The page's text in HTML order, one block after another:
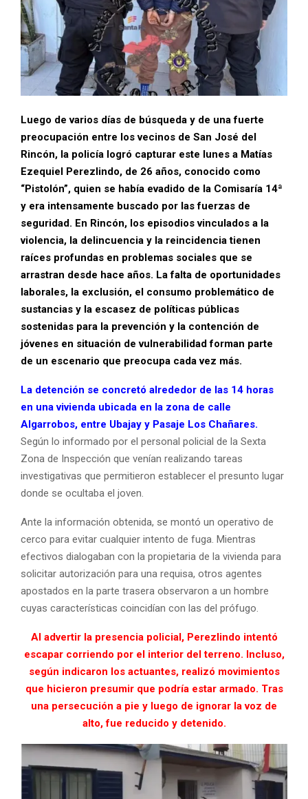
Luego de varios días de búsqueda y de una fuerte
preocupación entre los vecinos de San José del
Rincón, la policía logró capturar este lunes a Matías
Ezequiel Perezlindo, de 26 años, conocido como
“Pistolón”, quien se había evadido de la Comisaría 14ª
y era intensamente buscado por las fuerzas de
seguridad. En Rincón, los episodios vinculados a la
violencia, la delincuencia y la reincidencia tienen
raíces profundas en problemas sociales que se
arrastran desde hace años. La falta de oportunidades
laborales, la exclusión, el consumo problemático de
sustancias y la escasez de políticas públicas
sostenidas para la prevención y la contención de
jóvenes en situación de vulnerabilidad forman parte
de un escenario que preocupa cada vez más.
La detención se concretó alrededor de las 14 horas
en una vivienda ubicada en la zona de calle
Algarrobos, entre Ubajay y Pasaje Los Chañares.
Según lo informado por el personal policial de la Sexta
Zona de Inspección que venían realizando tareas
investigativas que permitieron establecer el presunto lugar
donde se ocultaba el joven.
Ante la información obtenida, se montó un operativo de
cerco para evitar cualquier intento de fuga. Mientras
efectivos dialogaban con la propietaria de la vivienda para
solicitar autorización para una requisa, otros agentes
apostados en la parte trasera observaron a un hombre
cuyas características coincidían con las del prófugo.
Al advertir la presencia policial, Perezlindo intentó
escapar corriendo por el interior del terreno. Incluso,
según indicaron los actuantes, realizó movimientos
que hicieron presumir que podría estar armado. Tras
una persecución a pie y luego de ignorar la voz de
alto, fue reducido y detenido.